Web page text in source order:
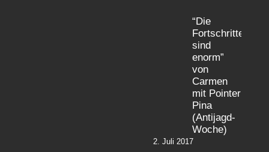
“Die
Fortschritte
sind
enorm”
von
Carmen
mit Pointer
Pina
(Antijagd-
Woche)
2. Juli 2017